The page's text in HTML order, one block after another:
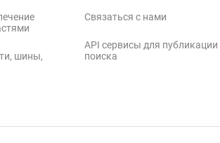
шины,
Связаться с нами
API сервисы для публикации
поиска